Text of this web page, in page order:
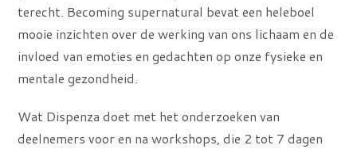
terecht. Becoming supernatural bevat een heleboel
mooie inzichten over de werking van ons lichaam en de
invloed van emoties en gedachten op onze fysieke en
mentale gezondheid.
Wat Dispenza doet met het onderzoeken van
deelnemers voor en na workshops, die 2 tot 7 dagen